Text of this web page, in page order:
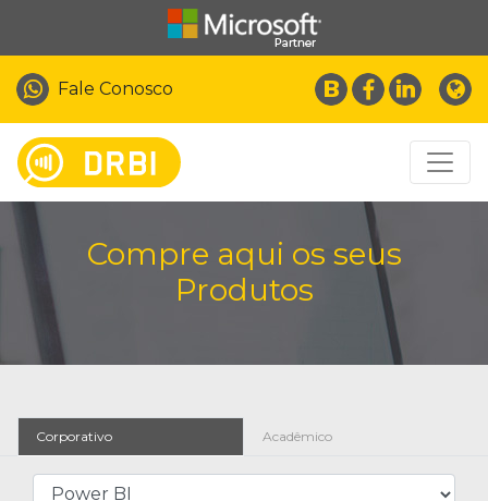
Fale Conosco
Compre aqui os seus
Produtos
Corporativo Acadêmico